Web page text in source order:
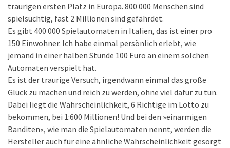
traurigen ersten Platz in Europa. 800 000 Menschen sind
spielsüchtig, fast 2 Millionen sind gefährdet.
Es gibt 400 000 Spielautomaten in Italien, das ist einer pro
150 Einwohner. Ich habe einmal persönlich erlebt, wie
jemand in einer halben Stunde 100 Euro an einem solchen
Automaten verspielt hat.
Es ist der traurige Versuch, irgendwann einmal das große
Glück zu machen und reich zu werden, ohne viel dafür zu tun.
Dabei liegt die Wahrscheinlichkeit, 6 Richtige im Lotto zu
bekommen, bei 1:600 Millionen! Und bei den »einarmigen
Banditen«, wie man die Spielautomaten nennt, werden die
Hersteller auch für eine ähnliche Wahrscheinlichkeit gesorgt